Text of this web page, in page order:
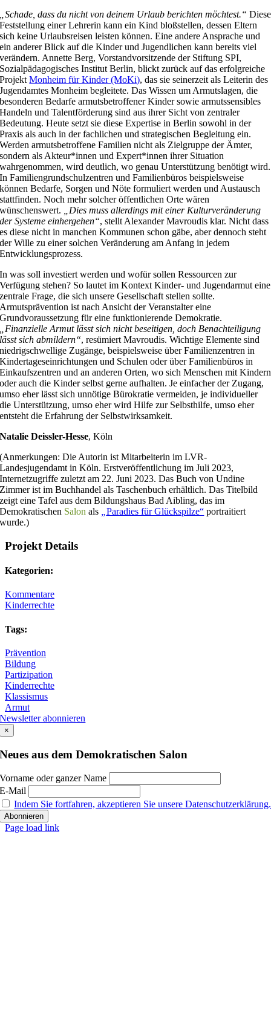
„Schade, dass du nicht von deinem Urlaub berichten möchtest.“ Diese
Feststellung einer Lehrerin kann ein Kind bloßstellen, dessen Eltern
sich keine Urlaubsreisen leisten können. Eine andere Ansprache und
ein anderer Blick auf die Kinder und Jugendlichen kann bereits viel
verändern. Annette Berg, Vorstandvorsitzende der Stiftung SPI,
Sozialpädagogisches Institut Berlin, blickt zurück auf das erfolgreiche
ProjektMonheim für Kinder (MoKi), das sie seinerzeit als Leiterin des
Jugendamtes Monheim begleitete. Das Wissen um Armutslagen, die
besonderen Bedarfe armutsbetroffener Kinder sowie armutssensibles
Handeln und Talentförderung sind aus ihrer Sicht von zentraler
Bedeutung. Heute setzt sie diese Expertise in Berlin sowohl in der
Praxis als auch in der fachlichen und strategischen Begleitung ein.
Werden armutsbetroffene Familien nicht als Zielgruppe der Ämter,
sondern als Akteur*innen und Expert*innen ihrer Situation
wahrgenommen, wird deutlich, wo genau Unterstützung benötigt wird.
In Familiengrundschulzentren und Familienbüros beispielsweise
können Bedarfe, Sorgen und Nöte formuliert werden und Austausch
stattfinden. Noch mehr solcher öffentlichen Orte wären
wünschenswert.
„Dies muss allerdings mit einer Kulturveränderung
der Systeme einhergehen“, stellt Alexander Mavroudis klar. Nicht dass
es diese nicht in manchen Kommunen schon gäbe, aber dennoch steht
der Wille zu einer solchen Veränderung am Anfang in jedem
Entwicklungsprozess.
In was soll investiert werden und wofür sollen Ressourcen zur
Verfügung stehen? So lautet im Kontext Kinder- und Jugendarmut eine
zentrale Frage, die sich unsere Gesellschaft stellen sollte.
Armutsprävention ist nach Ansicht der Veranstalter eine
Grundvoraussetzung für eine funktionierende Demokratie.
„Finanzielle Armut lässt sich nicht beseitigen, doch Benachteiligung
lässt sich abmildern“, resümiert Mavroudis. Wichtige Elemente sind
niedrigschwellige Zugänge, beispielsweise über Familienzentren in
Kindertageseinrichtungen und Schulen oder über Familienbüros in
Einkaufszentren und an anderen Orten, wo sich Menschen mit Kindern
oder auch die Kinder selbst gerne aufhalten. Je einfacher der Zugang,
umso eher lässt sich unnötige Bürokratie vermeiden, je individueller
die Unterstützung, umso eher wird Hilfe zur Selbsthilfe, umso eher
entsteht die Erfahrung der Selbstwirksamkeit.
Natalie Deissler-Hesse, Köln
(Anmerkungen: Die Autorin ist Mitarbeiterin im LVR-
Landesjugendamt in Köln. Erstveröffentlichung im Juli 2023,
Internetzugriffe zuletzt am 22. Juni 2023. Das Buch von Undine
Zimmer ist im Buchhandel als Taschenbuch erhältlich. Das Titelbild
zeigt eine Tafel aus dem Bildungshaus Bad Aibling, das im
Demokratischen Salon als „Paradies für Glückspilze“ portraitiert
wurde.)
Projekt Details
Kategorien:
Kommentare
Kinderrechte
Tags:
Prävention
Bildung
Partizipation
Kinderrechte
Klassismus
Armut
Newsletter abonnieren
×
Neues aus dem Demokratischen Salon
Vorname oder ganzer Name
E-Mail
Indem Sie fortfahren, akzeptieren Sie unsere Datenschutzerklärung.
Page load link